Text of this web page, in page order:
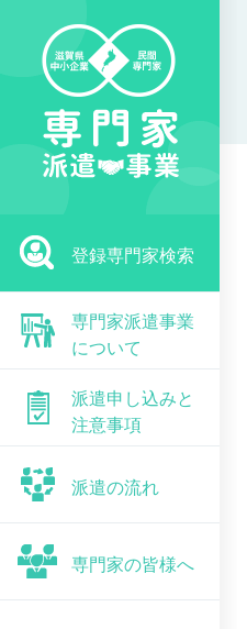
登録専門家検索
専門家派遣事業
について
派遣申し込みと
注意事項
派遣の流れ
専門家の皆様へ